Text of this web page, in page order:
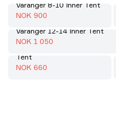
Salg :
Varanger 8-10 Inner Tent
Salgspris
NOK 900
Varanger 12-14 Inner Tent
Salgspris:
NOK 1 050
Tent
Salgspris
NOK 660